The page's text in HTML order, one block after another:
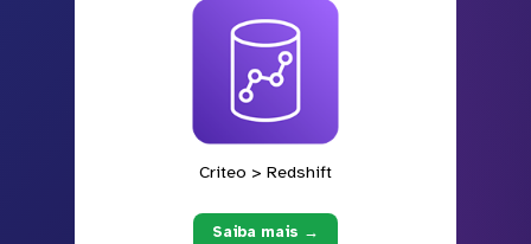
Criteo > Redshift
Saiba mais →